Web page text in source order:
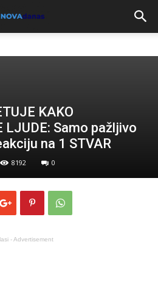
KAKO
LJUDE: Samo pažljivo
na 1 STVAR
8192 0
- Advertisement